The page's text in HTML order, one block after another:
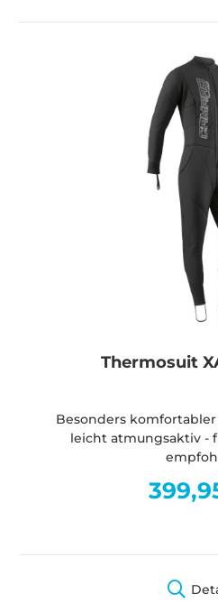
Thermosuit
Besonders
leicht atmungsaktiv -